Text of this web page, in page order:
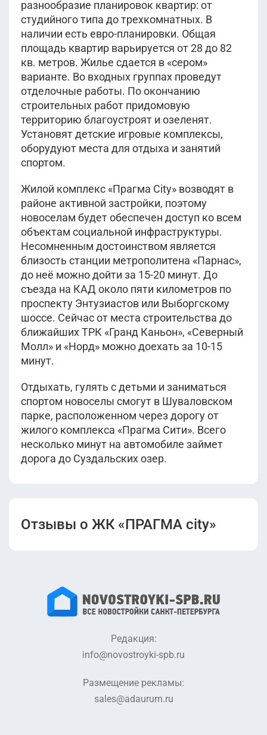
разнообразие планировок квартир: от
студийного типа до трехкомнатных. В
наличии есть евро-планировки. Общая
площадь квартир варьируется от 28 до 82
кв. метров. Жилье сдается в «сером»
варианте. Во входных группах проведут
отделочные работы. По окончанию
строительных работ придомовую
территорию благоустроят и озеленят.
Установят детские игровые комплексы,
оборудуют места для отдыха и занятий
спортом.
Жилой комплекс «Прагма City» возводят в
районе активной застройки, поэтому
новоселам будет обеспечен доступ ко всем
объектам социальной инфраструктуры.
Несомненным достоинством является
близость станции метрополитена «Парнас»,
до неё можно дойти за 15-20 минут. До
съезда на КАД около пяти километров по
проспекту Энтузиастов или Выборгскому
шоссе. Сейчас от места строительства до
ближайших ТРК «Гранд Каньон», «Северный
Молл» и «Норд» можно доехать за 10-15
минут.
Отдыхать, гулять с детьми и заниматься
спортом новоселы смогут в Шуваловском
парке, расположенном через дорогу от
жилого комплекса «Прагма Сити». Всего
несколько минут на автомобиле займет
дорога до Суздальских озер.
Отзывы о ЖК «ПРАГМА city»
Редакция:
info@novostroyki-spb.ru
Размещение рекламы:
sales@adaurum.ru